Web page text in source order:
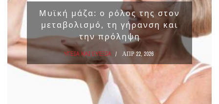
Μυϊκή μάζα: ο ρόλος της στον
μεταβολισμό, τη γήρανση και
την πρόληψη
ΥΓΕΙΑ ΚΑΙ ΕΥΕΞΙΑ ΑΠΡ 22, 2026